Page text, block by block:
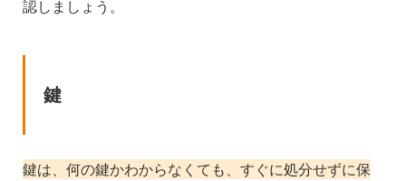
認しましょう。
鍵
鍵は、何の鍵かわからなくても、すぐに処分せずに保